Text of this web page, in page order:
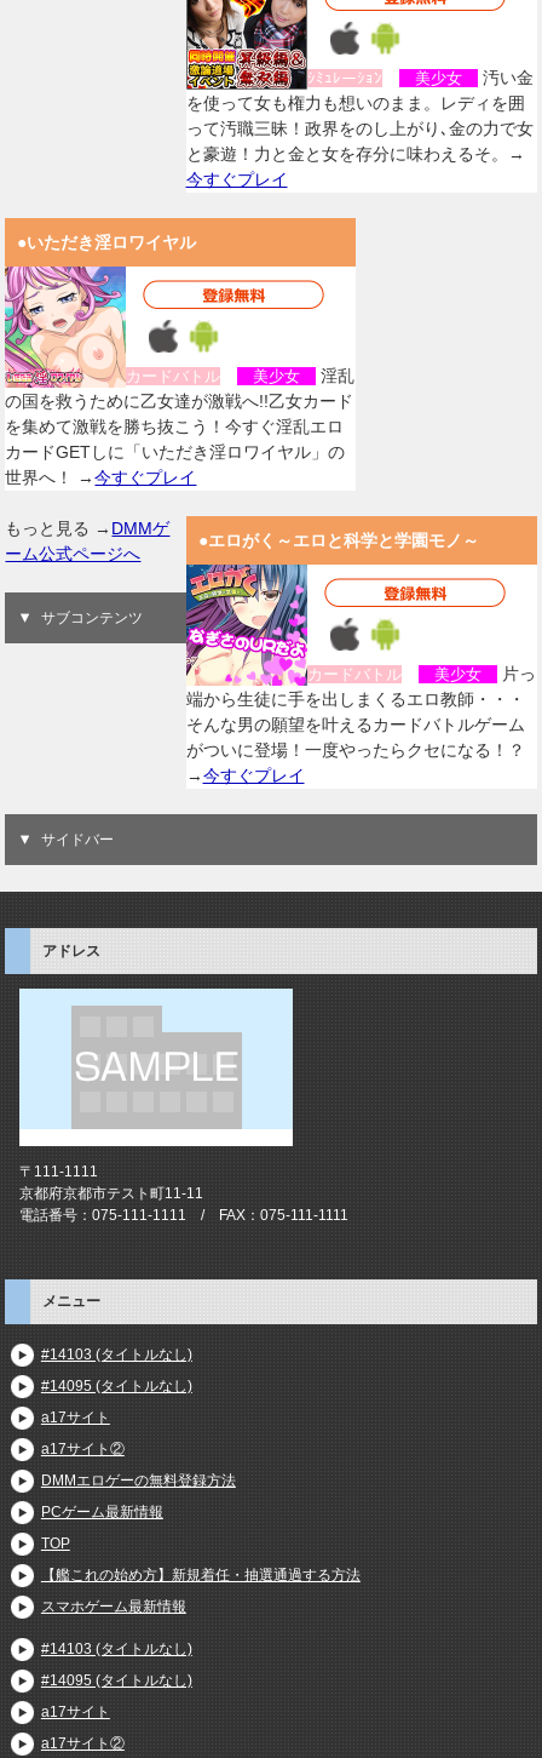
ｼﾐｭﾚーｼｮﾝ 美少女
汚い金
を使って女も権力も想いのまま。レディを囲
って汚職三昧！政界をのし上がり､金の力で女
と豪遊！力と金と女を存分に味わえるそ。→
今すぐプレイ
●いただき淫ロワイヤル
カードバトル 美少女
淫乱
の国を救うために乙女達が激戦へ!!乙女カード
を集めて激戦を勝ち抜こう！今すぐ淫乱エロ
カードGETしに「いただき淫ロワイヤル」の
世界へ！ →今すぐプレイ
●エロがく～エロと科学と学園モノ～
カードバトル 美少女
片っ
端から生徒に手を出しまくるエロ教師・・・
そんな男の願望を叶えるカードバトルゲーム
がついに登場！一度やったらクセになる！？
→今すぐプレイ
もっと見る → DMMゲ
ーム公式ページへ
サブコンテンツ
サイドバー
アドレス
〒111-1111
京都府京都市テスト町11-11
電話番号：075-111-1111 / FAX：075-111-1111
メニュー
#14103 (タイトルなし)
#14095 (タイトルなし)
a17サイト
a17サイト②
DMMエロゲーの無料登録方法
PCゲーム最新情報
TOP
【艦これの始め方】新規着任・抽選通過する方法
スマホゲーム最新情報
#14103 (タイトルなし)
#14095 (タイトルなし)
a17サイト
a17サイト②